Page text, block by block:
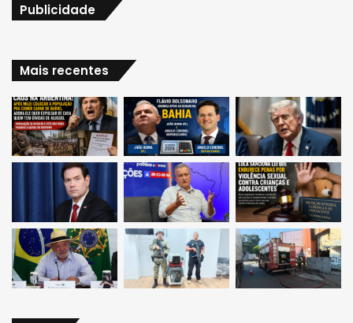
Publicidade
Mais recentes